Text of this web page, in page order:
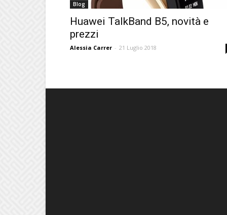
Blog
Huawei TalkBand B5, novità e
prezzi
Alessia Carrer - 21 Luglio 2018